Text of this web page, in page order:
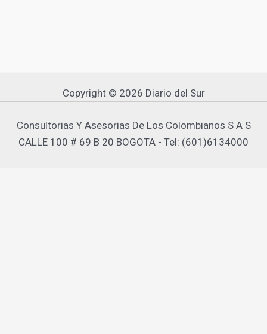
Copyright © 2026 Diario del Sur
Consultorias Y Asesorias De Los Colombianos S A S
CALLE 100 # 69 B 20 BOGOTA - Tel: (601)6134000